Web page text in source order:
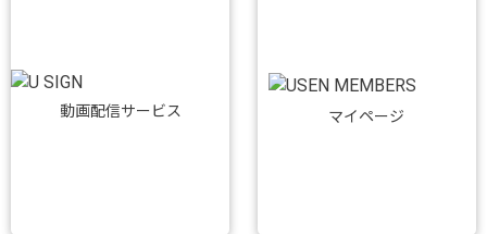
動画配信サービス マイページ